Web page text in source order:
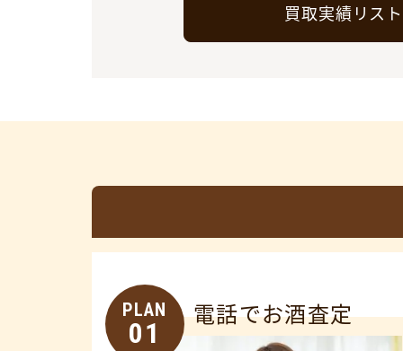
買取実績リスト
PLAN
01
電話でお酒査定